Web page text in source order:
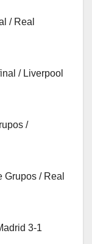
/ Real
/ Liverpool
/
Grupos / Real
3-1